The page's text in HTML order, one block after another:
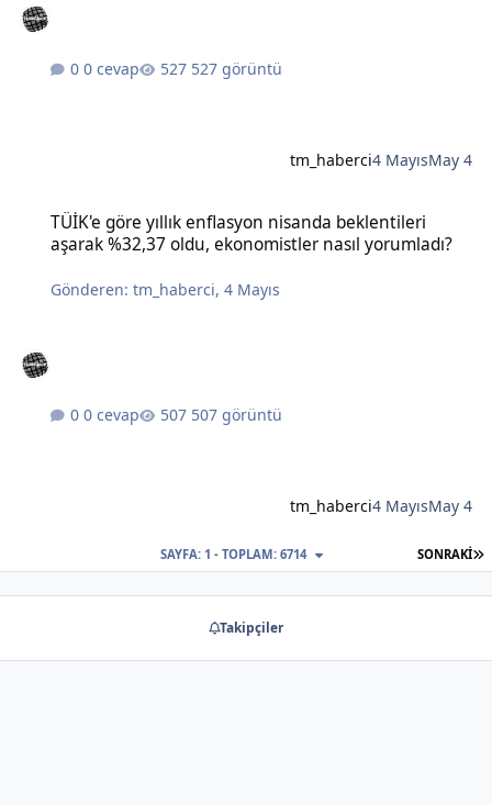
0 cevap 527 görüntü
tm_haberci4 MayısMay 4
TÜİK'e göre yıllık enflasyon nisanda beklentileri
aşarak %32,37 oldu, ekonomistler nasıl yorumladı?
Gönderen:tm_haberci,4 Mayıs
0 cevap 507 görüntü
tm_haberci4 MayısMay 4
SONRAKI
SAYFA: 1 - TOPLAM: 6714
Takipçiler